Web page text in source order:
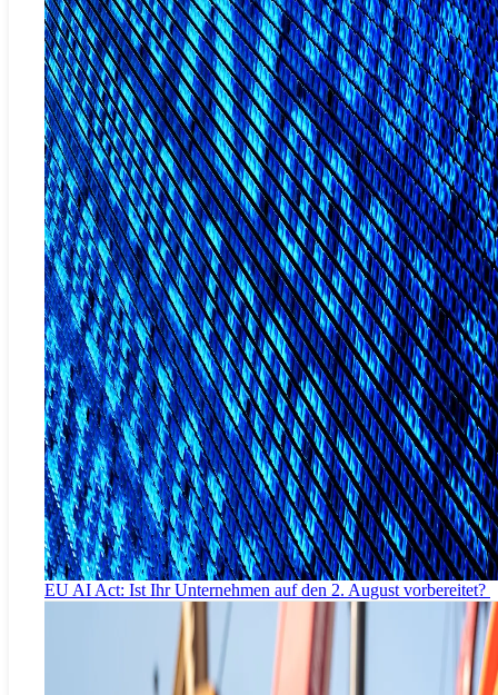
EU AI Act: Ist Ihr Unternehmen auf den 2. August vorbereitet?